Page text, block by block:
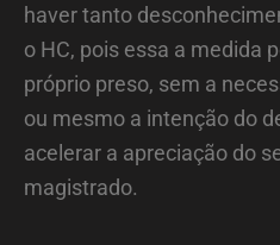
haver tanto
o HC, pois essa a medida
próprio preso, sem a
ou mesmo a intenção do
acelerar a apreciação do
magistrado.